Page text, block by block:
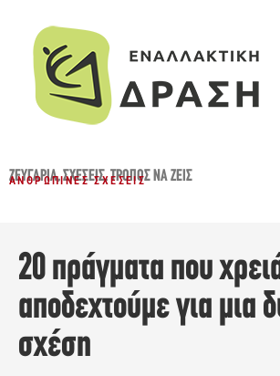
ΖΕΥΓΆΡΙΑ,ΣΧΈΣΕΙΣ,ΤΡΌΠΟΣ ΝΑ ΖΕΙΣ
ΑΝΘΡΏΠΙΝΕΣ ΣΧΈΣΕΙΣ
20 πράγματα που
αποδεχτούμε για μια
σχέση